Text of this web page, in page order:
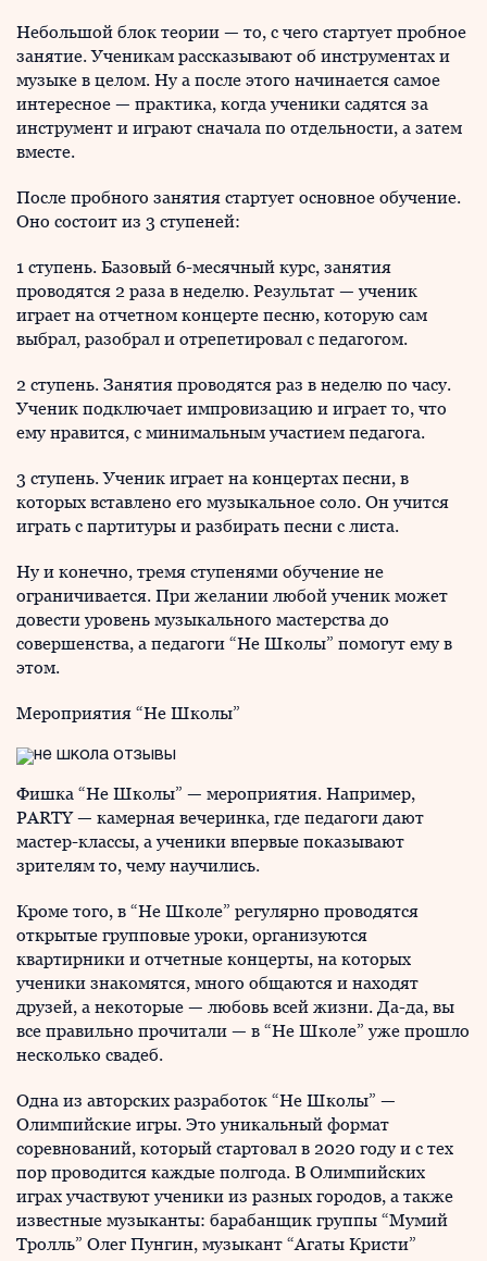
Небольшой блок теории — то, с чего стартует пробное
занятие. Ученикам рассказывают об инструментах и
музыке в целом. Ну а после этого начинается самое
интересное — практика, когда ученики садятся за
инструмент и играют сначала по отдельности, а затем
вместе.
После пробного занятия стартует основное обучение.
Оно состоит из 3 ступеней:
1 ступень. Базовый 6-месячный курс, занятия
проводятся 2 раза в неделю. Результат — ученик
играет на отчетном концерте песню, которую сам
выбрал, разобрал и отрепетировал с педагогом.
2 ступень. Занятия проводятся раз в неделю по часу.
Ученик подключает импровизацию и играет то, что
ему нравится, с минимальным участием педагога.
3 ступень. Ученик играет на концертах песни, в
которых вставлено его музыкальное соло. Он учится
играть с партитуры и разбирать песни с листа.
Ну и конечно, тремя ступенями обучение не
ограничивается. При желании любой ученик может
довести уровень музыкального мастерства до
совершенства, а педагоги “Не Школы” помогут ему в
этом.
Мероприятия “Не Школы”
Фишка “Не Школы” — мероприятия. Например,
PARTY — камерная вечеринка, где педагоги дают
мастер-классы, а ученики впервые показывают
зрителям то, чему научились.
Кроме того, в “Не Школе” регулярно проводятся
открытые групповые уроки, организуются
квартирники и отчетные концерты, на которых
ученики знакомятся, много общаются и находят
друзей, а некоторые — любовь всей жизни. Да-да, вы
все правильно прочитали — в “Не Школе” уже прошло
несколько свадеб.
Одна из авторских разработок “Не Школы” —
Олимпийские игры. Это уникальный формат
соревнований, который стартовал в 2020 году и с тех
пор проводится каждые полгода. В Олимпийских
играх участвуют ученики из разных городов, а также
известные музыканты: барабанщик группы “Мумий
Тролль” Олег Пунгин, музыкант “Агаты Кристи”